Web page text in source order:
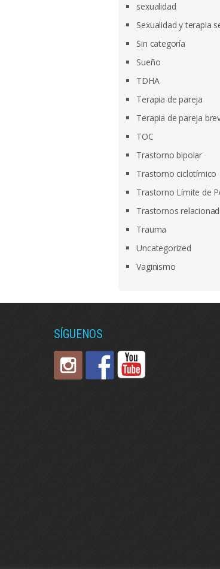
sexualidad
Sexualidad y terapia
Sin categoría
Sueño
TDHA
Terapia de pareja
Terapia de pareja
TOC
Trastorno bipolar
Trastorno ciclotímico
Trastorno Límite de
Trastornos
Trauma
Uncategorized
Vaginismo
SÍGUENOS